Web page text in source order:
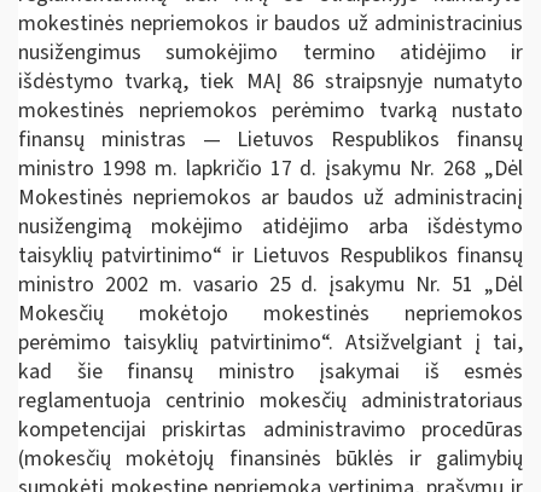
mokestinės nepriemokos ir baudos už administracinius
nusižengimus sumokėjimo termino atidėjimo ir
išdėstymo tvarką, tiek MAĮ 86 straipsnyje numatyto
mokestinės nepriemokos perėmimo tvarką nustato
finansų ministras — Lietuvos Respublikos finansų
ministro 1998 m. lapkričio 17 d. įsakymu Nr. 268 „Dėl
Mokestinės nepriemokos ar baudos už administracinį
nusižengimą mokėjimo atidėjimo arba išdėstymo
taisyklių patvirtinimo“ ir Lietuvos Respublikos finansų
ministro 2002 m. vasario 25 d. įsakymu Nr. 51 „Dėl
Mokesčių mokėtojo mokestinės nepriemokos
perėmimo taisyklių patvirtinimo“. Atsižvelgiant į tai,
kad šie finansų ministro įsakymai iš esmės
reglamentuoja centrinio mokesčių administratoriaus
kompetencijai priskirtas administravimo procedūras
(mokesčių mokėtojų finansinės būklės ir galimybių